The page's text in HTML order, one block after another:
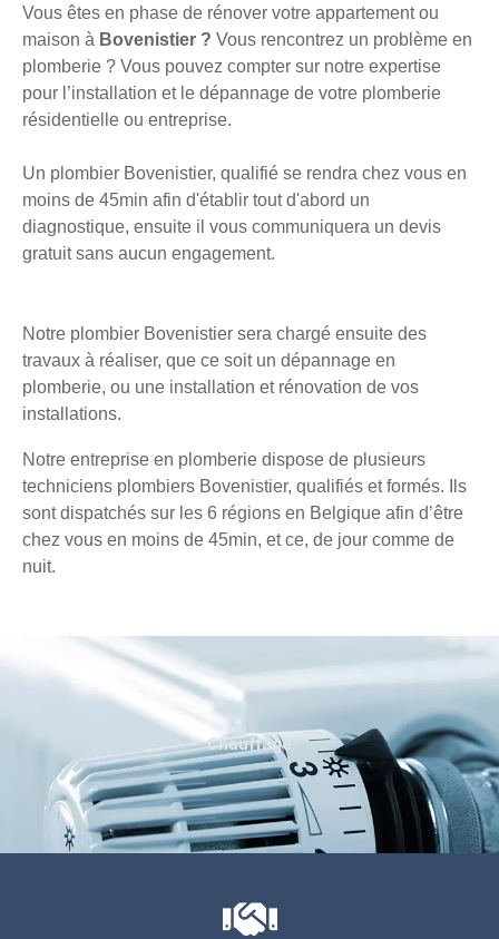
Vous êtes en phase de rénover votre appartement ou
maison à Bovenistier ? Vous rencontrez un problème en
plomberie ? Vous pouvez compter sur notre expertise
pour l’installation et le dépannage de votre plomberie
résidentielle ou entreprise.
Un plombier Bovenistier, qualifié se rendra chez vous en
moins de 45min afin d'établir tout d'abord un
diagnostique, ensuite il vous communiquera un devis
gratuit sans aucun engagement.
Notre plombier Bovenistier sera chargé ensuite des
travaux à réaliser, que ce soit un dépannage en
plomberie, ou une installation et rénovation de vos
installations.
Notre entreprise en plomberie dispose de plusieurs
techniciens plombiers Bovenistier, qualifiés et formés. Ils
sont dispatchés sur les 6 régions en Belgique afin d’être
chez vous en moins de 45min, et ce, de jour comme de
nuit.
Chauffage